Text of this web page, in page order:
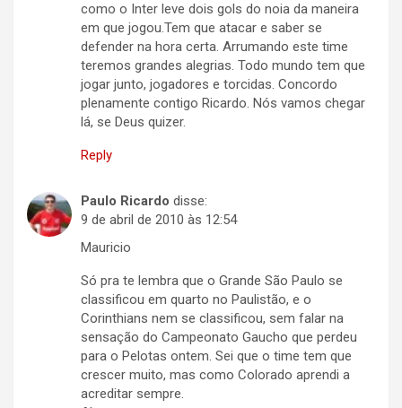
como o Inter leve dois gols do noia da maneira
em que jogou.Tem que atacar e saber se
defender na hora certa. Arrumando este time
teremos grandes alegrias. Todo mundo tem que
jogar junto, jogadores e torcidas. Concordo
plenamente contigo Ricardo. Nós vamos chegar
lá, se Deus quizer.
Reply
Paulo Ricardo disse:
9 de abril de 2010 às 12:54
Mauricio
Só pra te lembra que o Grande São Paulo se
classificou em quarto no Paulistão, e o
Corinthians nem se classificou, sem falar na
sensação do Campeonato Gaucho que perdeu
para o Pelotas ontem. Sei que o time tem que
crescer muito, mas como Colorado aprendi a
acreditar sempre.